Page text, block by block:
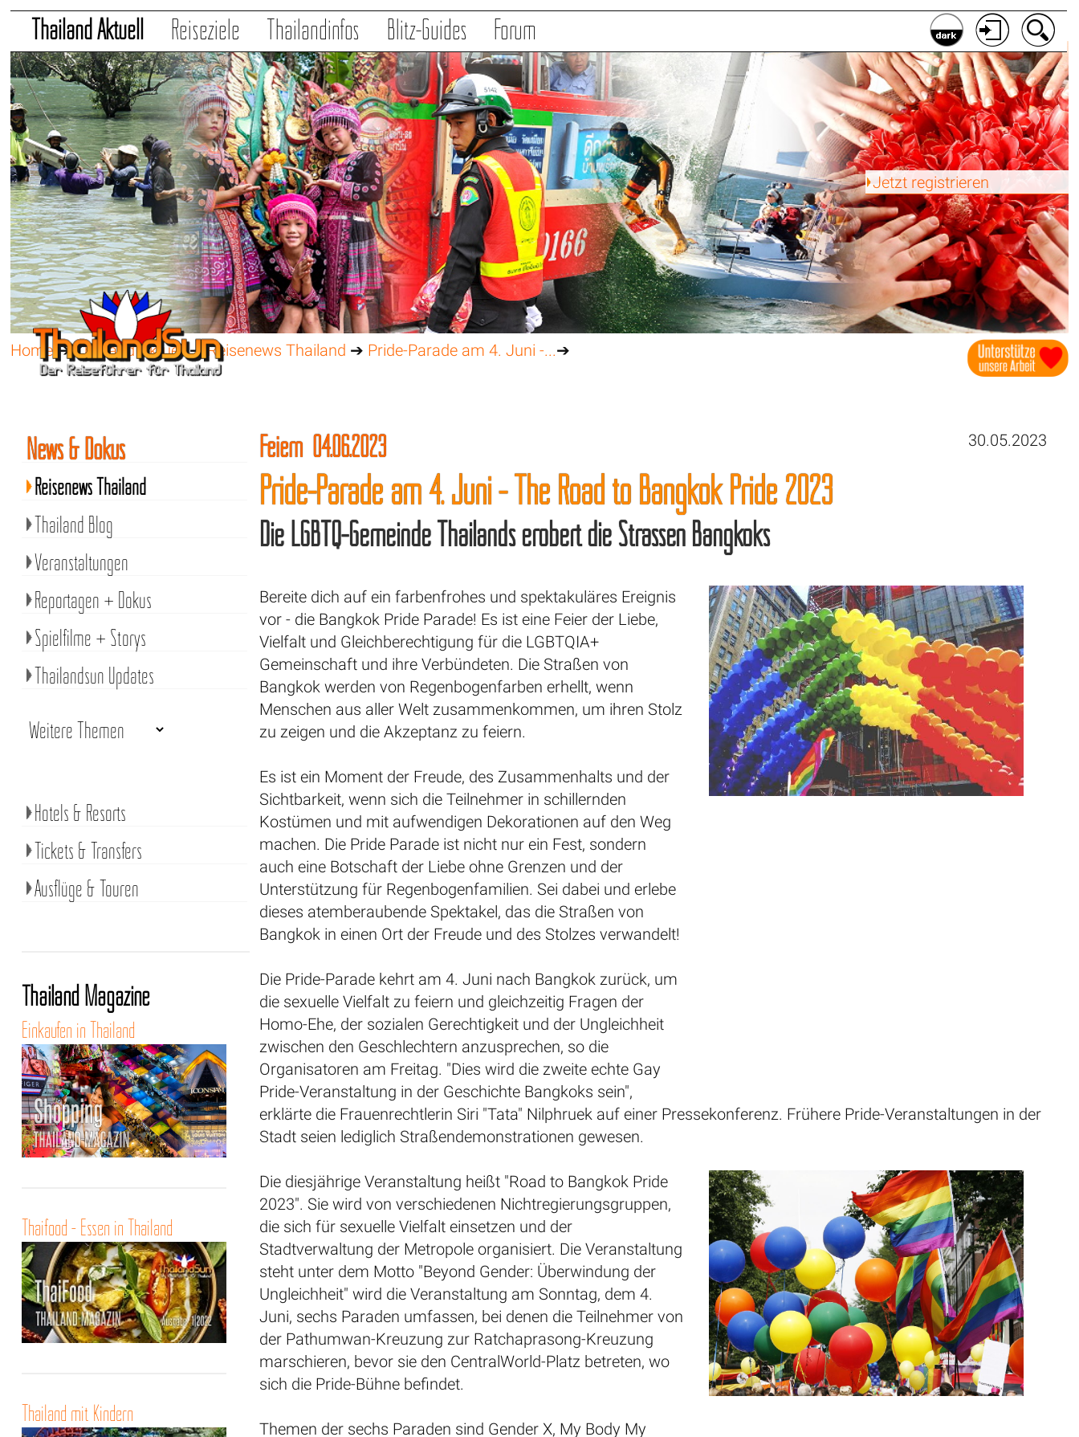
Thailand Aktuell Reiseziele Thailandinfos Blitz-Guides Forum
Jetzt registrieren
Home➔Thailand Aktuell➔Reisenews Thailand ➔ Pride-Parade am 4. Juni -...➔
30.05.2023
Feiern 04.06.2023
Pride-Parade am 4. Juni - The Road to Bangkok Pride 2023
Die LGBTQ-Gemeinde Thailands erobert die Strassen Bangkoks
Bereite dich auf ein farbenfrohes und spektakuläres Ereignis
vor - die Bangkok Pride Parade! Es ist eine Feier der Liebe,
Vielfalt und Gleichberechtigung für die LGBTQIA+
Gemeinschaft und ihre Verbündeten. Die Straßen von
Bangkok werden von Regenbogenfarben erhellt, wenn
Menschen aus aller Welt zusammenkommen, um ihren Stolz
zu zeigen und die Akzeptanz zu feiern.
Es ist ein Moment der Freude, des Zusammenhalts und der
Sichtbarkeit, wenn sich die Teilnehmer in schillernden
Kostümen und mit aufwendigen Dekorationen auf den Weg
machen. Die Pride Parade ist nicht nur ein Fest, sondern
auch eine Botschaft der Liebe ohne Grenzen und der
Unterstützung für Regenbogenfamilien. Sei dabei und erlebe
dieses atemberaubende Spektakel, das die Straßen von
Bangkok in einen Ort der Freude und des Stolzes verwandelt!
Die Pride-Parade kehrt am 4. Juni nach Bangkok zurück, um
die sexuelle Vielfalt zu feiern und gleichzeitig Fragen der
Homo-Ehe, der sozialen Gerechtigkeit und der Ungleichheit
zwischen den Geschlechtern anzusprechen, so die
Organisatoren am Freitag. "Dies wird die zweite echte Gay
Pride-Veranstaltung in der Geschichte Bangkoks sein",
erklärte die Frauenrechtlerin Siri "Tata" Nilphruek auf einer Pressekonferenz. Frühere Pride-Veranstaltungen in der
Stadt seien lediglich Straßendemonstrationen gewesen.
Die diesjährige Veranstaltung heißt "Road to Bangkok Pride
2023". Sie wird von verschiedenen Nichtregierungsgruppen,
die sich für sexuelle Vielfalt einsetzen und der
Stadtverwaltung der Metropole organisiert. Die Veranstaltung
steht unter dem Motto "Beyond Gender: Überwindung der
Ungleichheit" wird die Veranstaltung am Sonntag, dem 4.
Juni, sechs Paraden umfassen, bei denen die Teilnehmer von
der Pathumwan-Kreuzung zur Ratchaprasong-Kreuzung
marschieren, bevor sie den CentralWorld-Platz betreten, wo
sich die Pride-Bühne befindet.
Themen der sechs Paraden sind Gender X, My Body My
News & Dokus
Reisenews Thailand
Thailand Blog
Veranstaltungen
Reportagen + Dokus
Spielfilme + Storys
Thailandsun Updates
Hotels & Resorts
Tickets & Transfers
Ausflüge & Touren
Thailand Magazine
Einkaufen in Thailand
Thaifood - Essen in Thailand
Thailand mit Kindern